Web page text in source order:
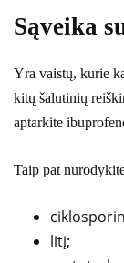
Sąveika
Yra vaistų, kurie
kitų šalutinių
aptarkite
Taip pat
litį;